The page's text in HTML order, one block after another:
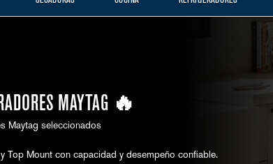
MAYTAG 🔥
Maytag seleccionados
Top Mount con capacidad y desempeño confiable.